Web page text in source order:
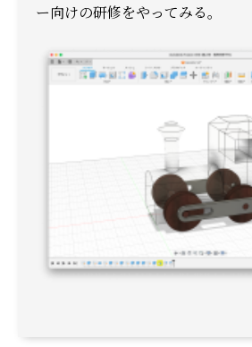
ー向けの研修をやってみる。